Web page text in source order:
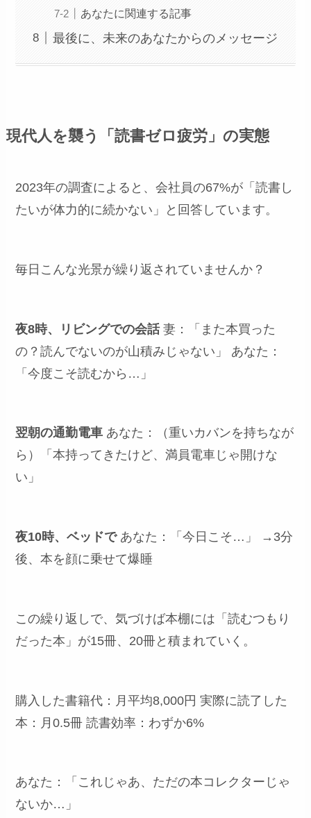
あなたに関連する記事
最後に、未来のあなたからのメッセージ
現代人を襲う「読書ゼロ疲労」の実態
2023年の調査によると、会社員の67%が「読書し
たいが体力的に続かない」と回答しています。
毎日こんな光景が繰り返されていませんか？
夜8時、リビングでの会話妻：「また本買った
の？読んでないのが山積みじゃない」 あなた：
「今度こそ読むから…」
翌朝の通勤電車 あなた：（重いカバンを持ちなが
ら）「本持ってきたけど、満員電車じゃ開けな
い」
夜10時、ベッドであなた：「今日こそ…」 →3分
後、本を顔に乗せて爆睡
この繰り返しで、気づけば本棚には「読むつもり
だった本」が15冊、20冊と積まれていく。
購入した書籍代：月平均8,000円 実際に読了した
本：月0.5冊 読書効率：わずか6%
あなた：「これじゃあ、ただの本コレクターじゃ
ないか…」